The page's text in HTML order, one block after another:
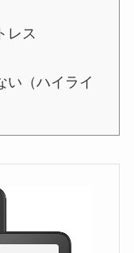
レス
い（ハイライ